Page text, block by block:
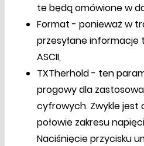
te będą omówione w
Format - ponieważ w
przesyłane
ASCII,
TXTherhold - ten
progowy dla
cyfrowych. Zwykle jest
połowie zakresu
Naciśnięcie przycisku